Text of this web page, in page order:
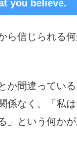
you believe.
ら信じられる
か間違ってい
係なく、「私
」という何か